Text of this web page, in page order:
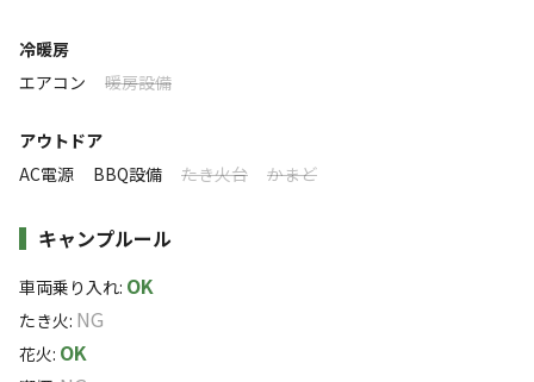
冷暖房
エアコン
暖房設備
アウトドア
AC電源
BBQ設備 たき火台 かまど
キャンプルール
車両乗り入れ: OK
たき火: NG
花火: OK
落ち着く
ソロ
15% 35% 15
ックのドッグランは嫌いといったわんこもプライベートガー
デンで安心して過ごせます。
にゃんこも受け入れOK。
わんこ用のケージもご用意できます。